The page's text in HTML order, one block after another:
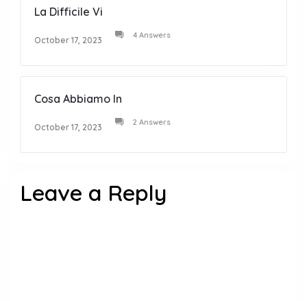
La Difficile Vi
October 17, 2023 4 Answers
Cosa Abbiamo In
October 17, 2023 2 Answers
Leave a Reply